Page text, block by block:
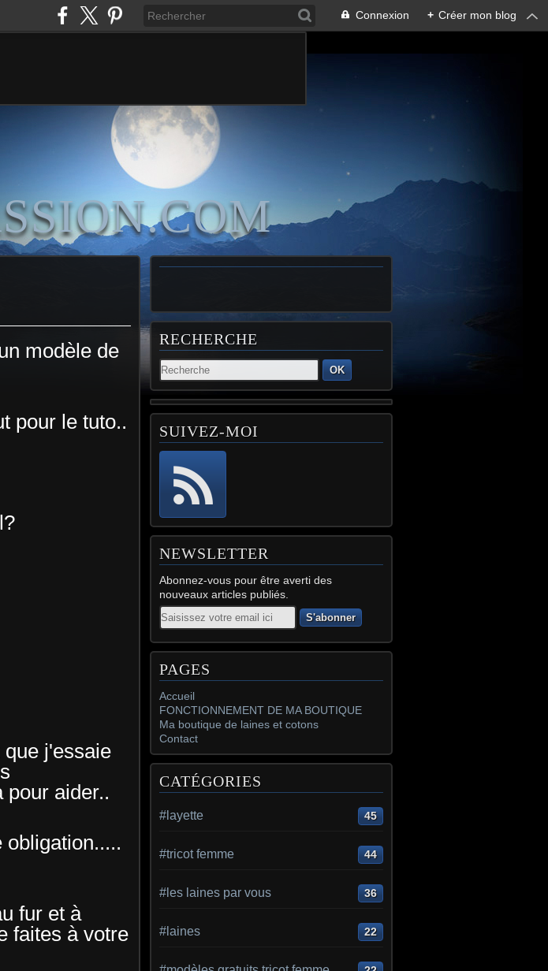
Connexion + Créer mon blog
modèle de
pour le tuto..
que j'essaie
pour aider..
obligation.....
fur et à
faites à votre
RECHERCHE
OK
SUIVEZ-MOI
NEWSLETTER
Abonnez-vous pour être averti des
nouveaux articles publiés.
Email
PAGES
Accueil
FONCTIONNEMENT DE MA BOUTIQUE
Ma boutique de laines et cotons
Contact
CATÉGORIES
#layette 45
#tricot femme 44
#les laines par vous 36
#laines 22